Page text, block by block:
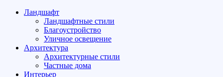
Ландшафт
Ландшафтные стили
Благоустройство
Уличное освещение
Архитектура
Архитектурные стили
Частные дома
Интерьер